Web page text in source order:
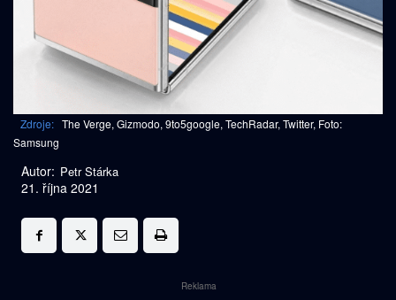
Zdroje: The Verge, Gizmodo, 9to5google, TechRadar, Twitter, Foto:
Samsung
Autor: Petr Stárka
21. října 2021
Reklama